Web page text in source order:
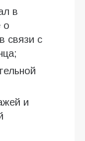
в
о
связи с
и